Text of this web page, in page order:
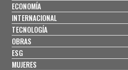
ECONOMÍA
INTERNACIONAL
TECNOLOGÍA
OBRAS
ESG
MUJERES